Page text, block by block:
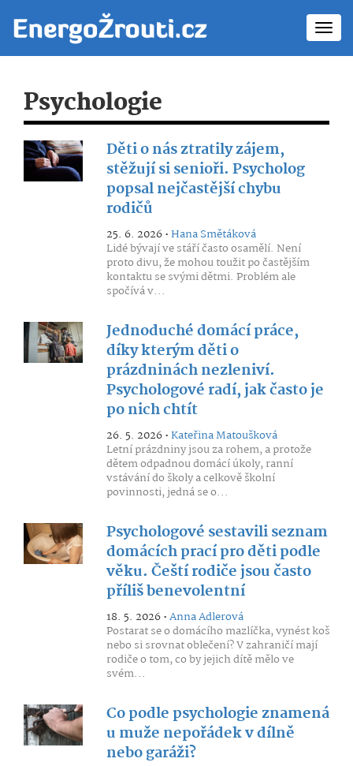
Psychologie
Děti o nás ztratily zájem,
stěžují si senioři. Psycholog
popsal nejčastější chybu
rodičů
25. 6. 2026 •Hana Smětáková
Lidé bývají ve stáří často osamělí. Není
proto divu, že mohou toužit po častějším
kontaktu se svými dětmi. Problém ale
spočívá v...
Jednoduché domácí práce,
díky kterým děti o
prázdninách nezleniví.
Psychologové radí, jak často je
po nich chtít
26. 5. 2026 •Kateřina Matoušková
Letní prázdniny jsou za rohem, a protože
dětem odpadnou domácí úkoly, ranní
vstávání do školy a celkově školní
povinnosti, jedná se o...
Psychologové sestavili seznam
domácích prací pro děti podle
věku. Čeští rodiče jsou často
příliš benevolentní
18. 5. 2026 •Anna Adlerová
Postarat se o domácího mazlíčka, vynést koš
nebo si srovnat oblečení? V zahraničí mají
rodiče o tom, co by jejich dítě mělo ve
svém...
Co podle psychologie znamená
u muže nepořádek v dílně
nebo garáži?